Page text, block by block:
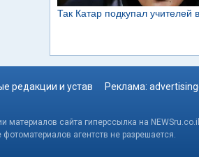
редакции и устав Реклама:
сайта гиперссылка на
агентств не разрешается.